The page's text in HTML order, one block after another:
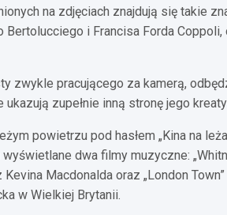
na zdjęciach znajdują się takie
i Francisa Forda
zwykle pracującego za kamerą,
zupełnie inną stronę jego
powietrzu pod hasłem „Kina na
dwa filmy muzyczne:
Macdonalda oraz „London
w Wielkiej Brytanii.